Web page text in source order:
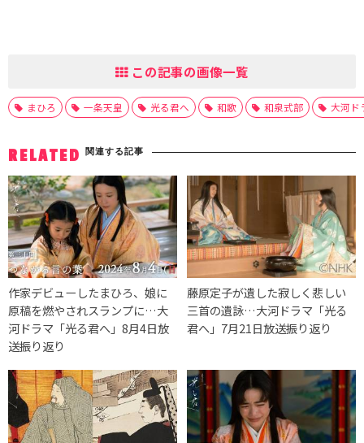
この記事の画像一覧
まひろ 一条天皇 光る君へ 和歌 和泉式部 大河ド
RELATED 関連する記事
作家デビューしたまひろ、娘に
原稿を燃やされスランプに…大
河ドラマ「光る君へ」8月4日放
送振り返り
藤原定子が遺した寂しく悲しい
三首の遺詠…大河ドラマ「光る
君へ」7月21日放送振り返り